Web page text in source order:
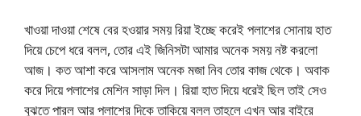
খাওয়া দাওয়া শেষে বের হওয়ার সময় রিয়া ইচ্ছে করেই পলাশের সোনায় হাত
দিয়ে চেপে ধরে বলল, তোর এই জিনিসটা আমার অনেক সময় নষ্ট করলো
আজ। কত আশা করে আসলাম অনেক মজা নিব তোর কাজ থেকে। অবাক
করে দিয়ে পলাশের মেশিন সাড়া দিল। রিয়া হাত দিয়ে ধরেই ছিল তাই সেও
বুঝতে পারল আর পলাশের দিকে তাকিয়ে বলল তাহলে এখন আর বাইরে